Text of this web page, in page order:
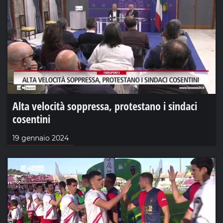
Alta velocità soppressa, protestano i sindaci
cosentini
19 gennaio 2024